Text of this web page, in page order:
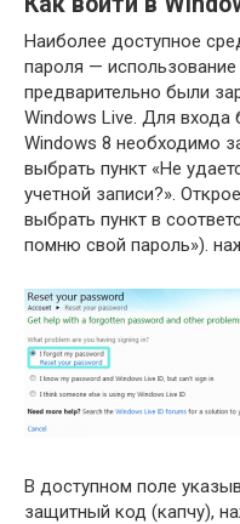
Наиболее доступное
пароля — использование
предварительно были
Windows Live. Для входа
Windows 8 необходимо
выбрать пункт «Не
учетной записи?».
выбрать пункт в
помню свой пароль»).
В доступном поле
защитный код (капчу),